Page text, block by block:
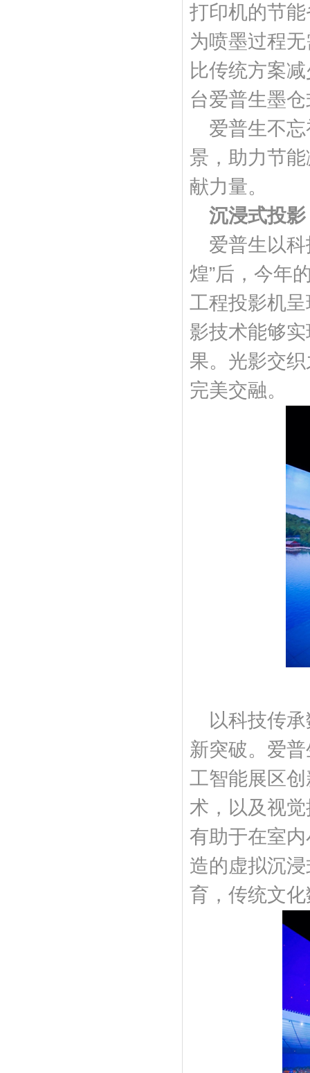
打印机的节
为喷墨过程
比传统方案
台爱普生墨
爱普生不
景，助力节
献力量。
沉浸式投
爱普生以
煌”后，今年
工程投影机
影技术能够
果。光影交
完美交融。
以科技传
新突破。爱
工智能展区
术，以及视
有助于在室
造的虚拟沉
育，传统文